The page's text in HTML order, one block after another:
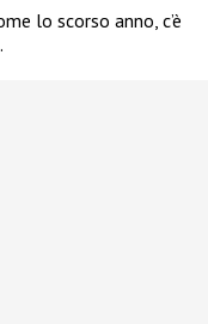
lo scorso anno, c’è